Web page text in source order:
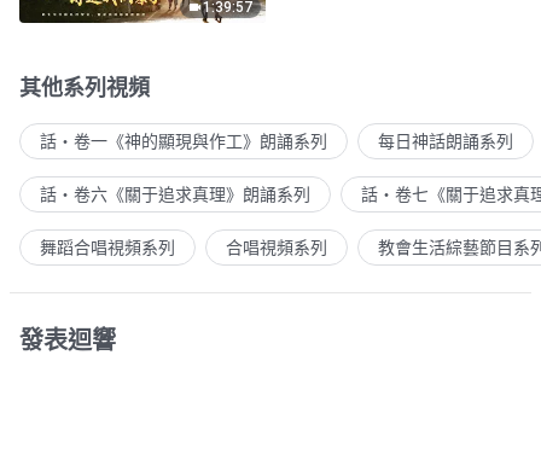
1:39:57
其他系列視頻
話・卷一《神的顯現與作工》朗誦系列 每日神話朗誦系列
話・卷六《關于追求真理》朗誦系列 話・卷七《關于追求真
舞蹈合唱視頻系列 合唱視頻系列 教會生活綜藝節目系
發表迴響